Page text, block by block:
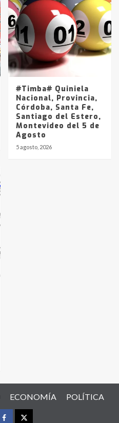
#Timba# Quiniela
Nacional, Provincia,
Córdoba, Santa Fe,
Santiago del Estero,
Montevideo del 5 de
Agosto
5 agosto, 2026
ECONOMÍA POLÍTICA